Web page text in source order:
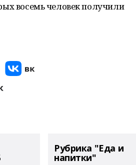
восемь человек получили
Рубрика "Еда и
напитки"